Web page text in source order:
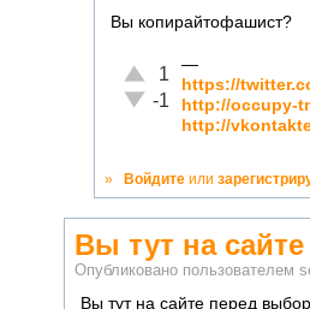
Вы копирайтофашист?
Отлично!
1
Неадекватно!
-1
—
https://
http://occupy-
http://
» Войдите или
Вы тут на
Опубликовано пользователем
Вы тут на сайте перед